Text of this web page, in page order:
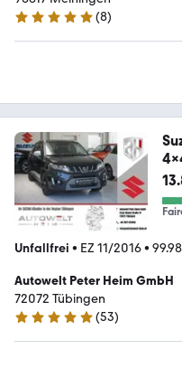
5 Sterne
(8)
Unfallfrei • EZ 11/2016•
Autowelt Peter Heim GmbH
72072 Tübingen
4.9 Sterne
(53)